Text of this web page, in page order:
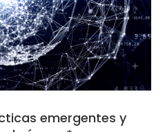
emergentes y